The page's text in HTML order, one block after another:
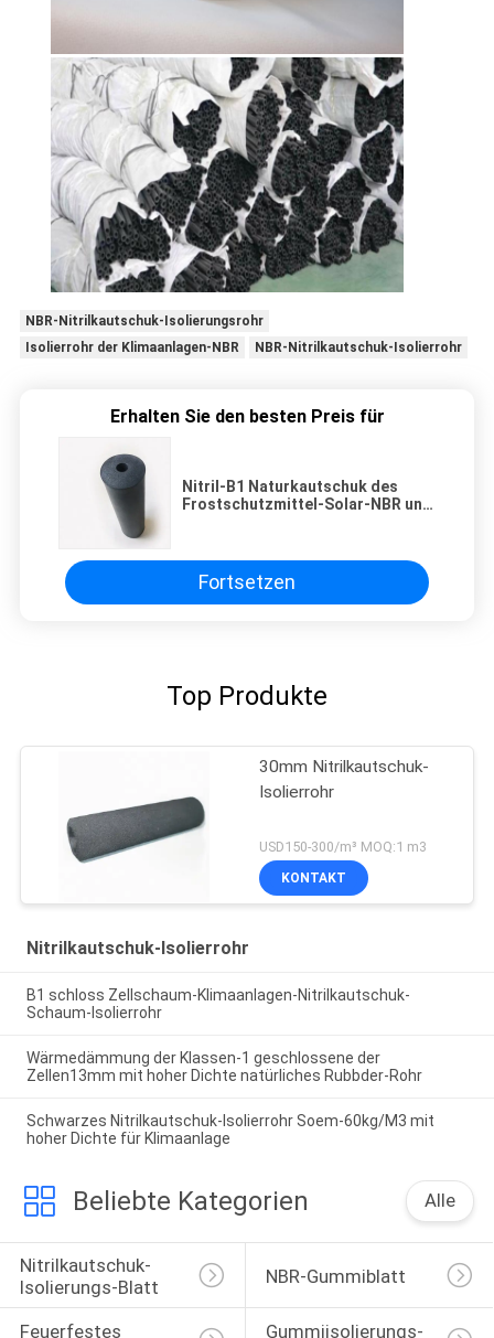
NBR-Nitrilkautschuk-Isolierungsrohr
Isolierrohr der Klimaanlagen-NBR
NBR-Nitrilkautschuk-Isolierrohr
Erhalten Sie den besten Preis für
Nitril-B1 Naturkautschuk des
Frostschutzmittel-Solar-NBR und
Fortsetzen
Top Produkte
30mm Nitrilkautschuk-
Isolierrohr
USD150-300/m³ MOQ:1 m3
KONTAKT
Nitrilkautschuk-Isolierrohr
B1 schloss Zellschaum-Klimaanlagen-Nitrilkautschuk-
Schaum-Isolierrohr
Wärmedämmung der Klassen-1 geschlossene der
Zellen13mm mit hoher Dichte natürliches Rubbder-Rohr
Schwarzes Nitrilkautschuk-Isolierrohr Soem-60kg/M3 mit
hoher Dichte für Klimaanlage
Beliebte Kategorien Alle
Nitrilkautschuk-
Isolierungs-Blatt
NBR-Gummiblatt
Feuerfestes Gummiisolierungs-